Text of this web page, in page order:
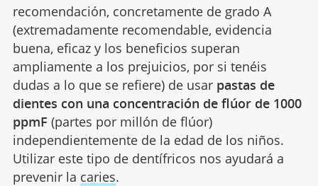
recomendación, concretamente de grado A
(extremadamente recomendable, evidencia
buena, eficaz y los beneficios superan
ampliamente a los prejuicios, por si tenéis
dudas a lo que se refiere) de usar pastas de
dientes con una concentración de flúor de 1000
ppmF (partes por millón de flúor)
independientemente de la edad de los niños.
Utilizar este tipo de dentífricos nos ayudará a
prevenir la caries.